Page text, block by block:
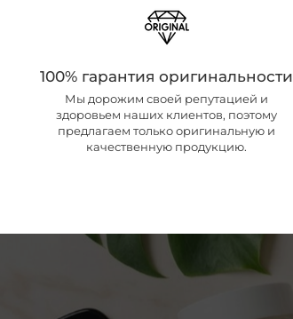
100% гарантия оригинальности
Мы дорожим своей репутацией и
здоровьем наших клиентов, поэтому
предлагаем только оригинальную и
качественную продукцию.